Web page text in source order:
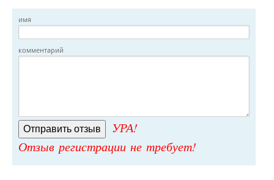
имя
комментарий
УРА!
Отзыв регистрации не требует!